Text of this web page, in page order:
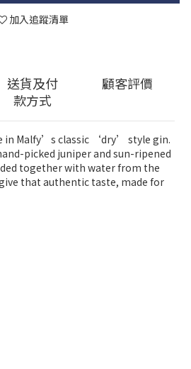
加入追蹤清單
送貨及付
款方式
顧客評價
in Malfy’s classic ‘dry’ style gin.
picked juniper and sun-ripened
together with water from the
that authentic taste, made for